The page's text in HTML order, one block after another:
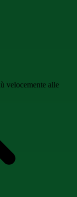
velocemente alle